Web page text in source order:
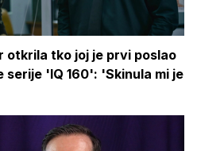
otkrila tko joj je prvi poslao
serije 'IQ 160': 'Skinula mi je